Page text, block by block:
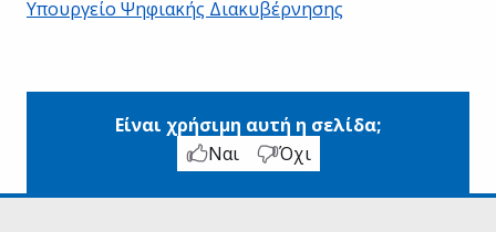
Υπουργείο Ψηφιακής Διακυβέρνησης
Είναι χρήσιμη αυτή η σελίδα;
Ναι
Όχι